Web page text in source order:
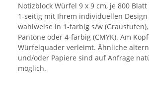
Notizblock Würfel 9 x 9 cm, je 800 Blatt
1-seitig mit Ihrem individuellen
wahlweise in 1-farbig s/w (Graustufen),
Pantone oder 4-farbig (CMYK). Am
Würfelquader verleimt. Ähnliche
und/oder Papiere sind auf Anfrage
möglich.